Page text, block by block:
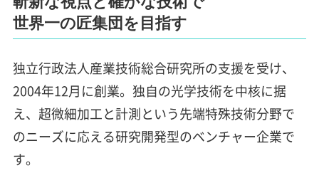
世界一の匠集団を目指す
独立行政法人産業技術総合研究所の支援を受け、
2004年12月に創業。独自の光学技術を中核に据
え、超微細加工と計測という先端特殊技術分野で
のニーズに応える研究開発型のベンチャー企業で
す。